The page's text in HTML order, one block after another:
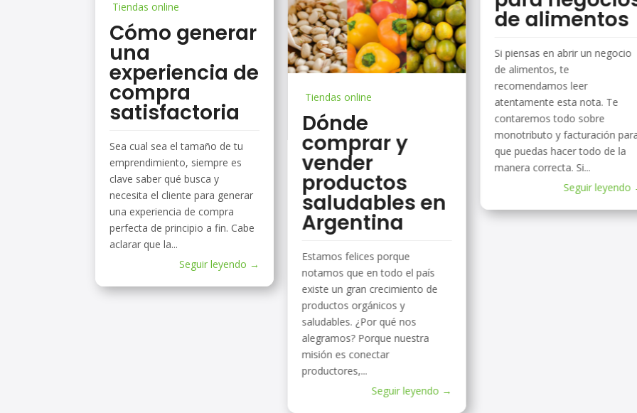
de alimentos
Si piensas en abrir un negocio
de alimentos, te
recomendamos leer
atentamente esta nota. Te
contaremos todo sobre
monotributo y facturación
que puedas hacer todo de la
manera correcta. Si...
Seguir
Tiendas online
Cómo generar
una
experiencia de
compra
satisfactoria
Sea cual sea el tamaño de tu
emprendimiento, siempre es
clave saber qué busca y
necesita el cliente para generar
una experiencia de compra
perfecta de principio a fin. Cabe
aclarar que la...
Seguir leyendo →
Tiendas online
Dónde
comprar y
vender
productos
saludables en
Argentina
Estamos felices porque
notamos que en todo el país
existe un gran crecimiento de
productos orgánicos y
saludables. ¿Por qué nos
alegramos? Porque nuestra
misión es conectar
productores,...
Seguir leyendo →